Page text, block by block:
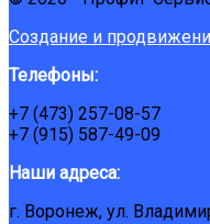
Создание и
Телефоны:
+7 (473) 257-08-57
+7 (915) 587-49-09
Наши адреса:
г. Воронеж, ул.